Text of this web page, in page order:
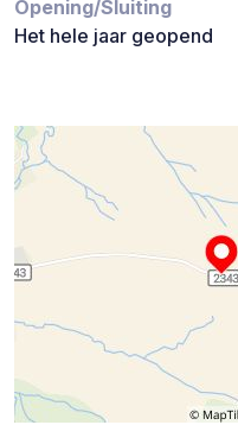
Opening/Sluiting
Het hele jaar geopend